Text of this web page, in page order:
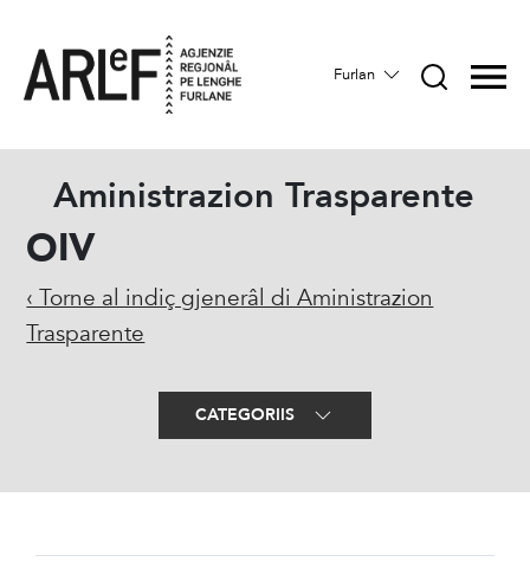
Furlan
Aministrazion Trasparente
OIV
‹ Torne al indiç gjenerâl di Aministrazion
Trasparente
CATEGORIIS